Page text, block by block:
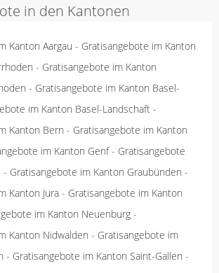
in den Kantonen
Kanton Aargau - Gratisangebote im Kanton
- Gratisangebote im Kanton
- Gratisangebote im Kanton Basel-
im Kanton Basel-Landschaft -
Kanton Bern - Gratisangebote im Kanton
im Kanton Genf- Gratisangebote
- Gratisangebote im Kanton Graubünden -
Kanton Jura - Gratisangebote im Kanton
im Kanton Neuenburg -
Kanton Nidwalden - Gratisangebote im
- Gratisangebote im Kanton Saint-Gallen -